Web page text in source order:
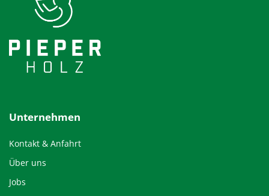
Unternehmen
Kontakt & Anfahrt
Über uns
Jobs